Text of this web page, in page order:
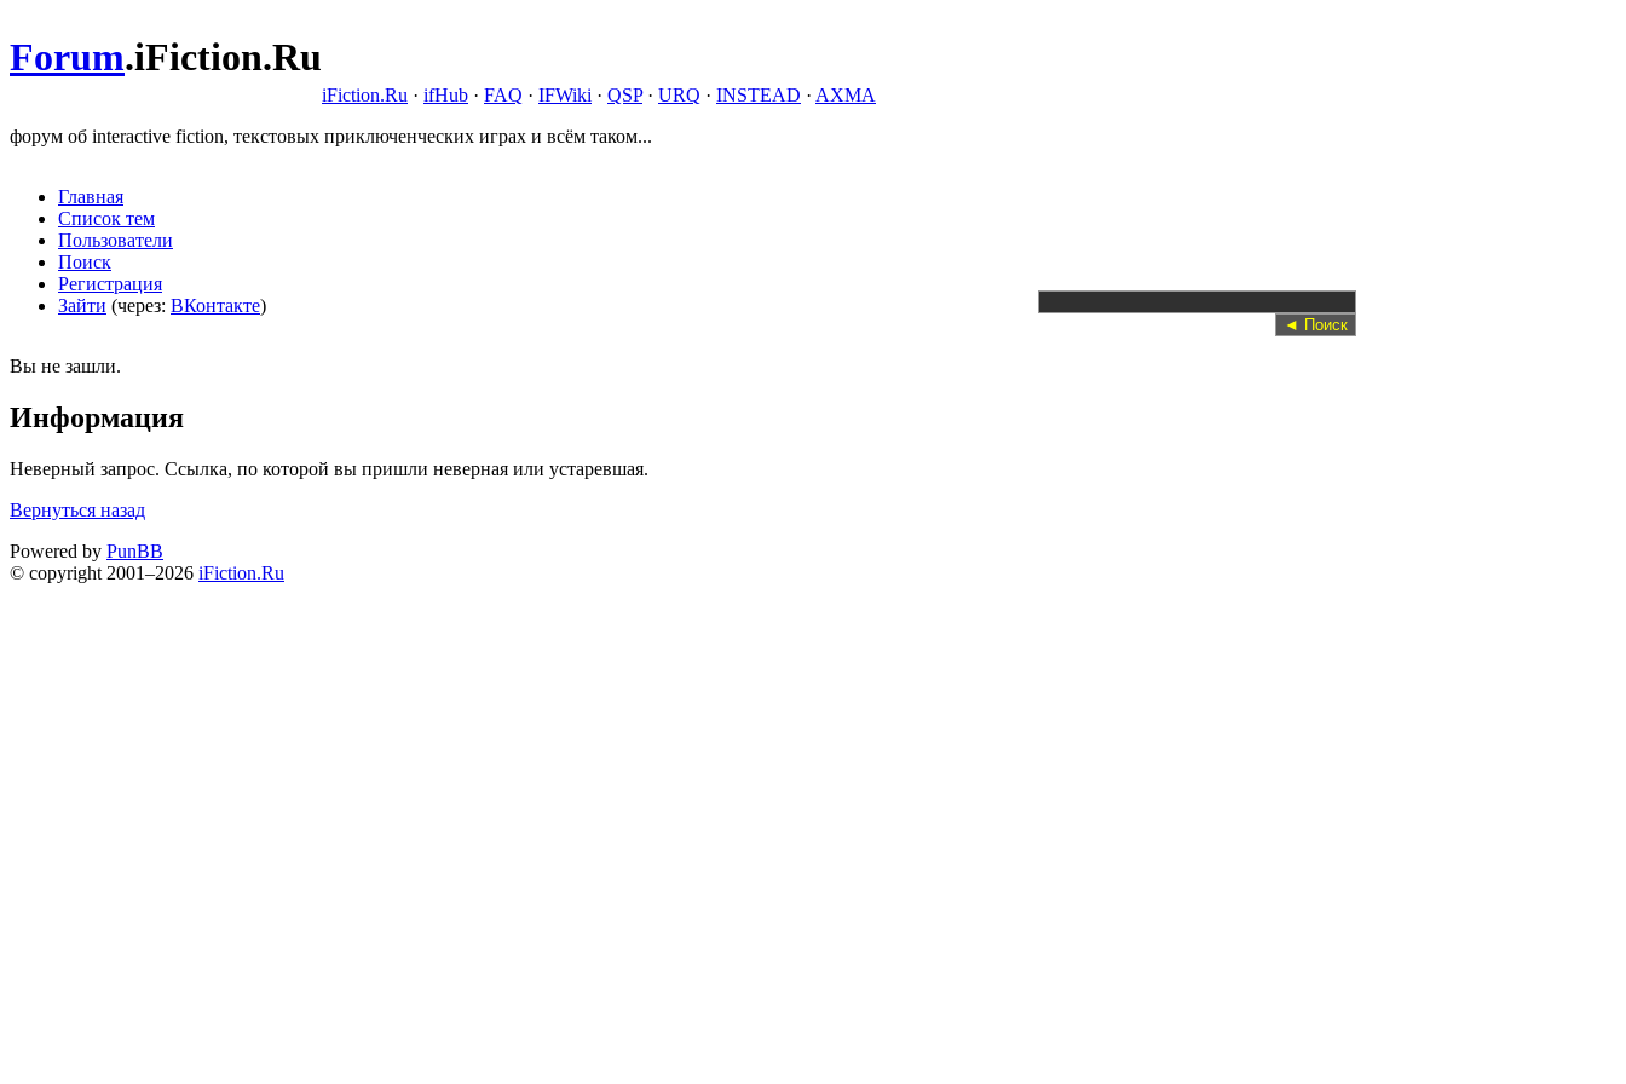
Forum.iFiction.Ru
iFiction.Ru · ifHub · FAQ · IFWiki · QSP· URQ · INSTEAD · AXMA
форум об interactive fiction, текстовых приключенческих играх и всём таком...
Главная
Список тем
Пользователи
Поиск
Регистрация
Зайти (через: ВКонтакте)
Вы не зашли.
Информация
Неверный запрос. Ссылка, по которой вы пришли неверная или устаревшая.
Вернуться назад
Powered by PunBB
© copyright 2001–2026 iFiction.Ru